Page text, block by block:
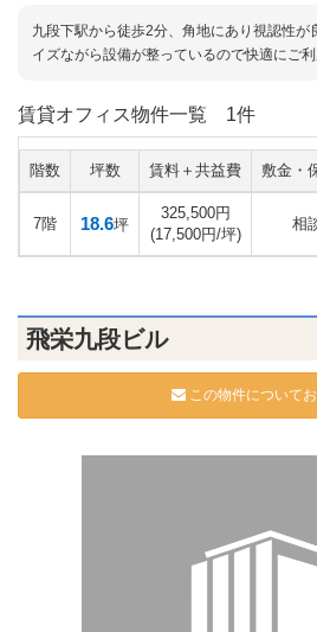
九段下駅から徒歩2分、角地にあり視認性が
イズながら設備が整っているので快適にご利
賃貸オフィス物件一覧 1件
階数 坪数 賃料＋共益費 敷金・
7階 18.6坪
325,500円
(17,500円/坪)
相
飛栄九段ビル
この物件について